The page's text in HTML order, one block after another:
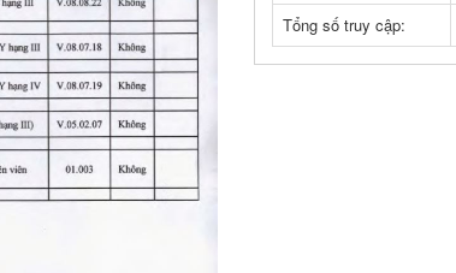
Tổng số truy cập: